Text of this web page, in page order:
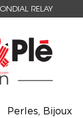
RELAY
Perles, Bijoux